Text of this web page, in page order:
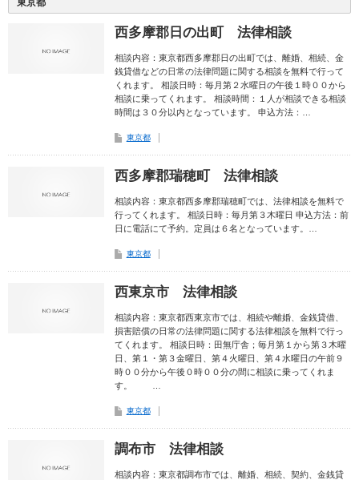
西多摩郡日の出町 法律相談
相談内容：東京都西多摩郡日の出町では、離婚、相続、金
銭貸借などの日常の法律問題に関する相談を無料で行って
くれます。 相談日時：毎月第２水曜日の午後１時００から
相談に乗ってくれます。 相談時間：１人が相談できる相談
時間は３０分以内となっています。 申込方法：…
東京都
西多摩郡瑞穂町 法律相談
相談内容：東京都西多摩郡瑞穂町では、法律相談を無料で
行ってくれます。 相談日時：毎月第３木曜日 申込方法：前
日に電話にて予約。定員は６名となっています。…
東京都
西東京市 法律相談
相談内容：東京都西東京市では、相続や離婚、金銭貸借、
損害賠償の日常の法律問題に関する法律相談を無料で行っ
てくれます。 相談日時：田無庁舎；毎月第１から第３木曜
日、第１・第３金曜日、第４火曜日、第４水曜日の午前９
時００分から午後０時００分の間に相談に乗ってくれま
す。 …
東京都
調布市 法律相談
相談内容：東京都調布市では、離婚、相続、契約、金銭貸